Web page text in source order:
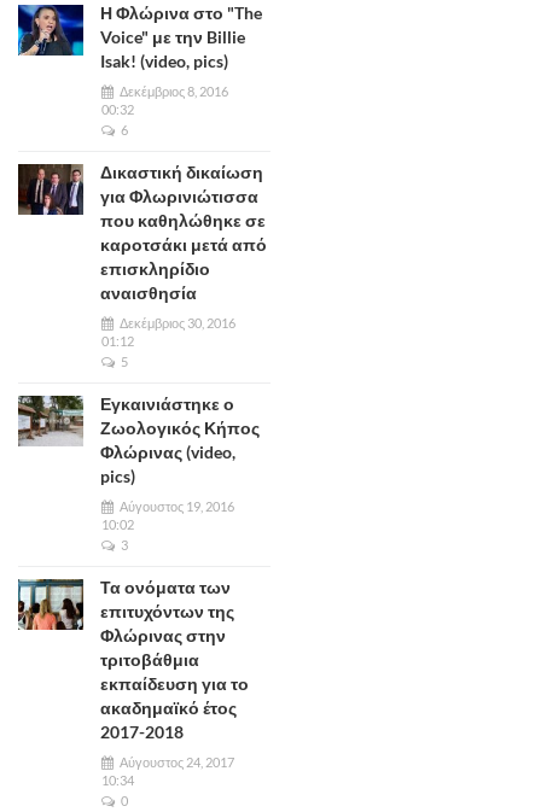
Η Φλώρινα στο "The
Voice" με την Billie
Isak! (video, pics)
Δεκέμβριος 8, 2016
00:32
6
Δικαστική δικαίωση
για Φλωρινιώτισσα
που καθηλώθηκε σε
καροτσάκι μετά από
επισκληρίδιο
αναισθησία
Δεκέμβριος 30, 2016
01:12
5
Εγκαινιάστηκε ο
Ζωολογικός Κήπος
Φλώρινας (video,
pics)
Αύγουστος 19, 2016
10:02
3
Τα ονόματα των
επιτυχόντων της
Φλώρινας στην
τριτοβάθμια
εκπαίδευση για το
ακαδημαϊκό έτος
2017-2018
Αύγουστος 24, 2017
10:34
0